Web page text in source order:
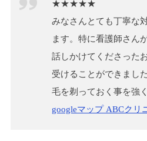
★★★★★
みなさんとても丁寧な
ます。特に看護師さん
話しかけてくださった
受けることができまし
毛を剃っておく事を強
googleマップ ABCクリ